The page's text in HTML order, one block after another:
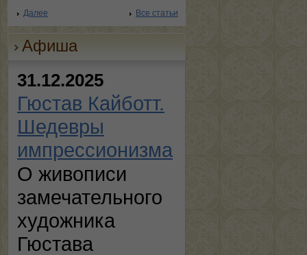
Далее Все статьи
Афиша
31.12.2025
Гюстав Кайботт.
Шедевры
импрессионизма
О живописи
замечательного
художника
Гюстава